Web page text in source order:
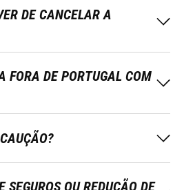
DE CANCELAR A
FORA DE PORTUGAL COM